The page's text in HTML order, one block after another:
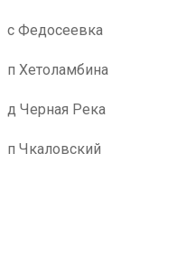
с Федосеевка
п Хетоламбина
д Черная Река
п Чкаловский